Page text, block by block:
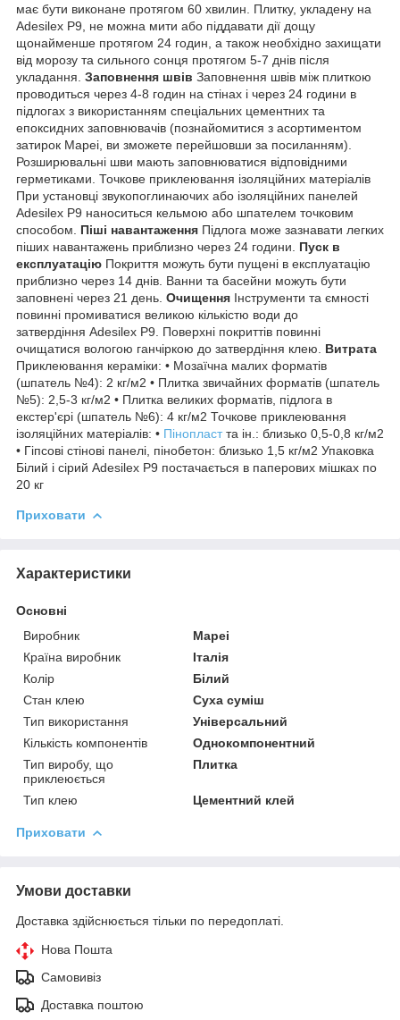
має бути виконане протягом 60 хвилин. Плитку, укладену на
Adesilex P9, не можна мити або піддавати дії дощу
щонайменше протягом 24 годин, а також необхідно захищати
від морозу та сильного сонця протягом 5-7 днів після
укладання. Заповнення швів Заповнення швів між плиткою
проводиться через 4-8 годин на стінах і через 24 години в
підлогах з використанням спеціальних цементних та
епоксидних заповнювачів (познайомитися з асортиментом
затирок Mapei, ви зможете перейшовши за посиланням).
Розширювальні шви мають заповнюватися відповідними
герметиками. Точкове приклеювання ізоляційних матеріалів
При установці звукопоглинаючих або ізоляційних панелей
Adesilex P9 наноситься кельмою або шпателем точковим
способом. Піші навантаження Підлога може зазнавати легких
піших навантажень приблизно через 24 години.
Пуск в
експлуатацію Покриття можуть бути пущені в експлуатацію
приблизно через 14 днів. Ванни та басейни можуть бути
заповнені через 21 день. Очищення Інструменти та ємності
повинні промиватися великою кількістю води до
затвердіння Adesilex P9. Поверхні покриттів повинні
очищатися вологою ганчіркою до затвердіння клею.
Витрата
Приклеювання кераміки: • Мозаїчна малих форматів
(шпатель №4): 2 кг/м2 • Плитка звичайних форматів (шпатель
№5): 2,5-3 кг/м2 • Плитка великих форматів, підлога в
екстер'єрі (шпатель №6): 4 кг/м2 Точкове приклеювання
ізоляційних матеріалів: • Пінопластта ін.: близько 0,5-0,8 кг/м2
• Гіпсові стінові панелі, пінобетон: близько 1,5 кг/м2 Упаковка
Білий і сірий Adesilex P9 постачається в паперових мішках по
20 кг
Приховати
Характеристики
Основні
Виробник
Mapei
Країна виробник
Італія
Колір
Білий
Стан клею
Суха суміш
Тип використання
Універсальний
Кількість компонентів
Однокомпонентний
Тип виробу, що
приклеюється
Плитка
Тип клею Цементний клей
Приховати
Умови доставки
Доставка здійснюється тільки по передоплаті.
Нова Пошта
Самовивіз
Доставка поштою